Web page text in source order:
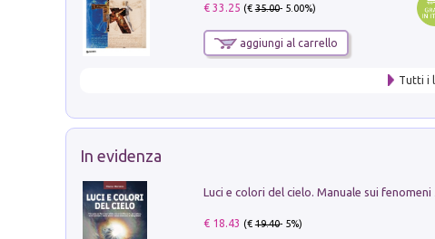
€ 33.25 (€35.00- 5.00%)
aggiungi al carrello
Tutti i
In evidenza
€ 18.43 (€19.40- 5%)